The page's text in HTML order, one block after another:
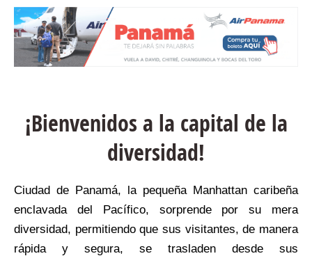
¡Bienvenidos a la capital de la
diversidad!
Ciudad de Panamá, la pequeña Manhattan caribeña
enclavada del Pacífico, sorprende por su mera
diversidad, permitiendo que sus visitantes, de manera
rápida y segura, se trasladen desde sus